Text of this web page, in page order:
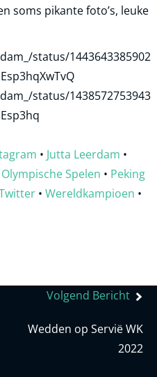
soms pikante foto’s, leuke
status/1443643385902
status/1438572753943
• Jutta Leerdam •
Olympische Spelen • Peking
• Wereldkampioen •
Volgend Bericht
Wedden op Servië WK
2022